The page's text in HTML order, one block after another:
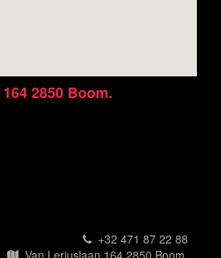
2850 Boom.
+32 471 87 22 88
Van Leriuslaan 164 2850 Boom.